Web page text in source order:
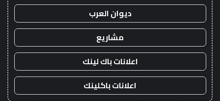
ديوان العرب
مشاريع
اعلانات باك لينك
اعلانات باكلينك